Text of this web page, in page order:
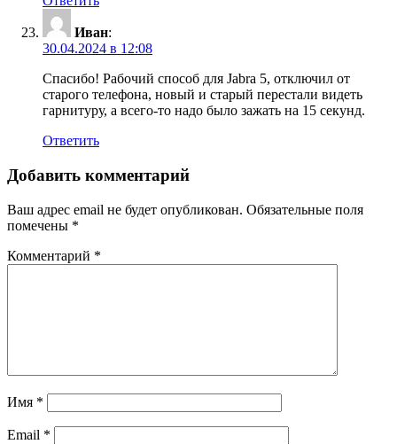
Иван:
30.04.2024 в 12:08
Спасибо! Рабочий способ для Jabra 5, отключил от
старого телефона, новый и старый перестали видеть
гарнитуру, а всего-то надо было зажать на 15 секунд.
Ответить
Добавить комментарий
Ваш адрес email не будет опубликован. Обязательные поля
помечены *
Комментарий *
Имя *
Email *